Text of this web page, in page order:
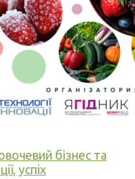
бізнес та
успіх